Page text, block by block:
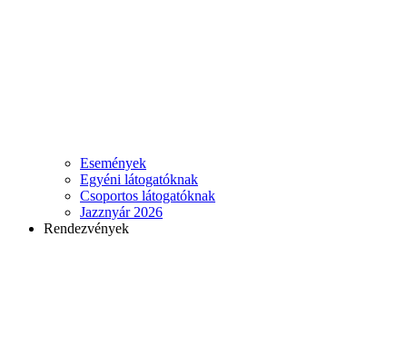
Események
Egyéni látogatóknak
Csoportos látogatóknak
Jazznyár 2026
Rendezvények